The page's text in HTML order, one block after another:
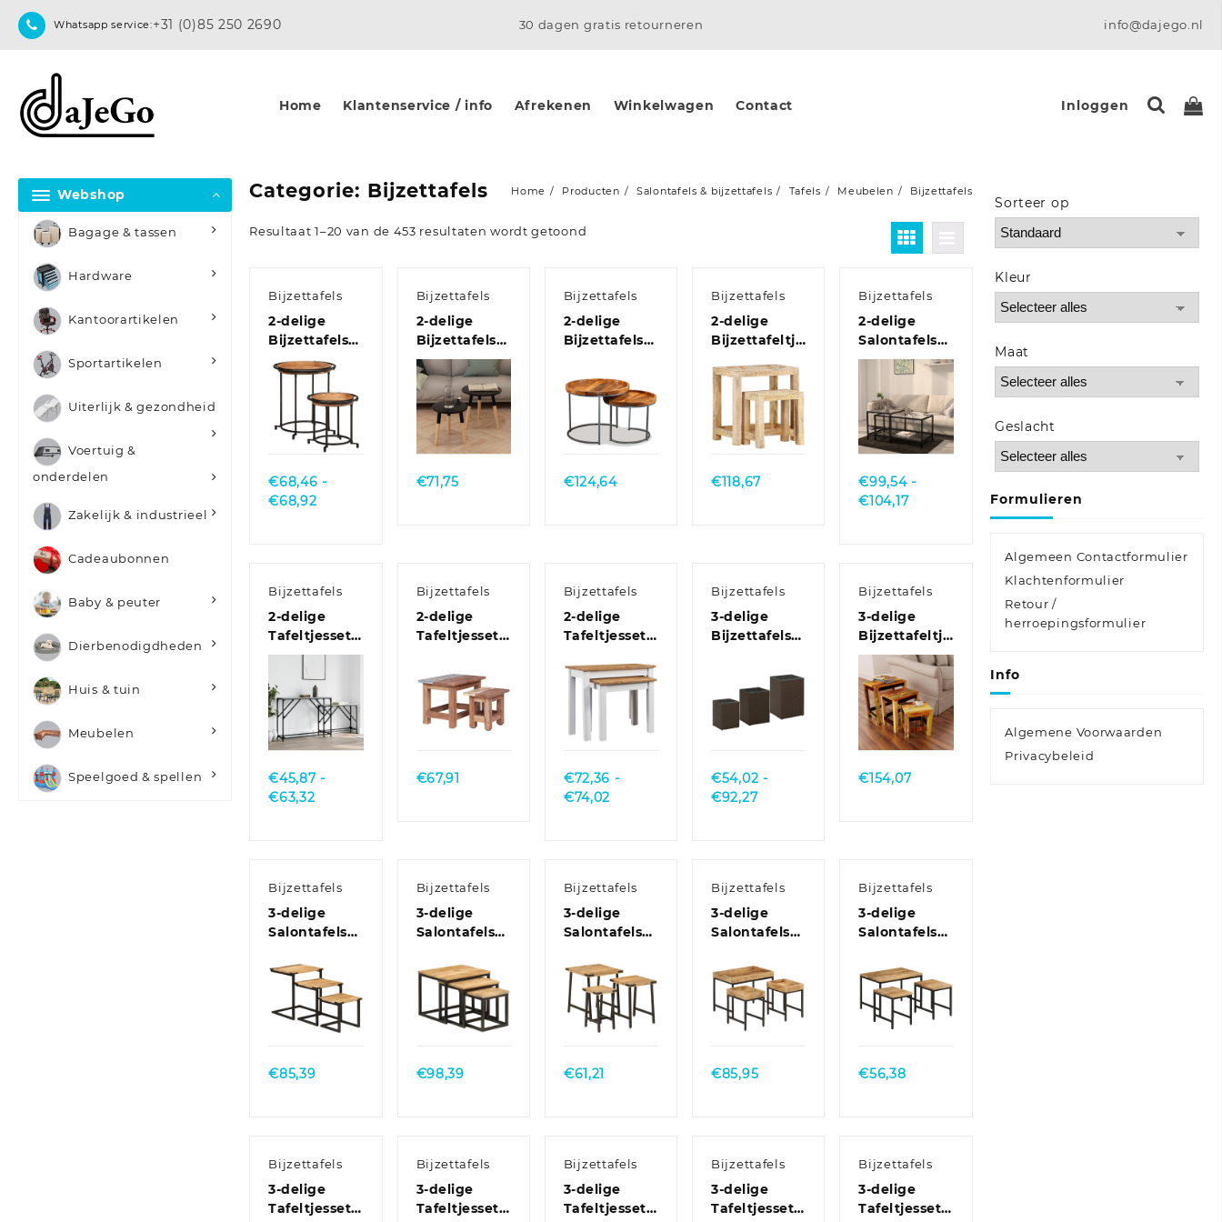
Whatsapp service:+31 (0)85 250 2690 30 dagen gratis retourneren info@dajego.nl
Home Klantenservice / info Afrekenen Winkelwagen Contact Inloggen
Webshop
Bagage & tassen
Hardware
Kantoorartikelen
Sportartikelen
Uiterlijk & gezondheid
Voertuig &
onderdelen
Zakelijk & industrieel
Cadeaubonnen
Baby & peuter
Dierbenodigdheden
Huis & tuin
Meubelen
Speelgoed & spellen
Categorie: Bijzettafels Home Producten Salontafels & bijzettafels Tafels Meubelen Bijzettafels
Resultaat 1–20 van de 453 resultaten wordt getoond
Bijzettafels
2-delige
Bijzettafelset
massief
acaciahout
Quick
View
€68,46 -
€68,92Prijsklasse:
Bijzettafels
2-delige
Bijzettafelset
massief
grenenhout
zwart
Quick
View
€71,75
Bijzettafels
2-delige
Bijzettafelset
mangohout
Quick
View
€124,64
Bijzettafels
2-delige
Bijzettafeltjesset
massief
mangohout
Quick
View
€118,67
Bijzettafels
2-delige
Salontafelset
gehard glas
Quick
View
€99,54 -
€104,17Prijsklasse:
Bijzettafels
2-delige
Tafeltjesset
bewerkt
hout bruin
eikenkleur
Quick
View
€45,87 -
€63,32Prijsklasse:
Bijzettafels
2-delige
Tafeltjesset
mahoniehout
Quick
€67,91
Bijzettafels
2-delige
Tafeltjesset
Range
massief
grenenhout
wit
Quick
€72,36 -
€74,02
Bijzettafels
3-delige
Bijzettafelset
blad poly
rattan bruin
Quick
€54,02 -
€92,27Prijsklasse:
Bijzettafels
3-delige
Bijzettafeltjesset
vintage stijl
gerecycled
hout
Quick
View
€154,07
Bijzettafels
3-delige
Salontafelset
mangohout
en ijzer
Quick
View
€85,39
Bijzettafels
3-delige
Salontafelset
mangohout
en ijzer
Quick
View
€98,39
Bijzettafels
3-delige
Salontafelset
mangohout
en ijzer
Quick
View
€61,21
Bijzettafels
3-delige
Salontafelset
mangohout
en ijzer
Quick
View
€85,95
Bijzettafels
3-delige
Salontafelset
mangohout
en ijzer
Quick
View
€56,38
Bijzettafels
3-delige
Tafeltjesset
Bijzettafels
3-delige
Tafeltjesset
Bijzettafels
3-delige
Tafeltjesset
Bijzettafels
3-delige
Tafeltjesset
Bijzettafels
3-delige
Tafeltjesset
Sorteer op
Sort Products
Kleur
Maat
Geslacht
Formulieren
Algemeen Contactformulier
Klachtenformulier
Retour /
herroepingsformulier
Info
Algemene Voorwaarden
Privacybeleid